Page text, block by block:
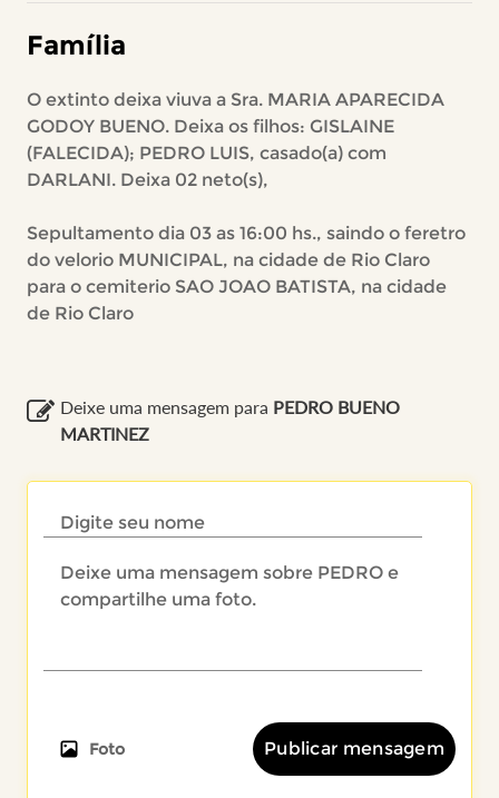
Família
O extinto deixa viuva a Sra. MARIA APARECIDA
GODOY BUENO. Deixa os filhos: GISLAINE
(FALECIDA); PEDRO LUIS, casado(a) com
DARLANI. Deixa 02 neto(s),
Sepultamento dia 03 as 16:00 hs., saindo o feretro
do velorio MUNICIPAL, na cidade de Rio Claro
para o cemiterio SAO JOAO BATISTA, na cidade
de Rio Claro
Deixe uma mensagem para PEDRO BUENO
MARTINEZ
Foto Publicar mensagem